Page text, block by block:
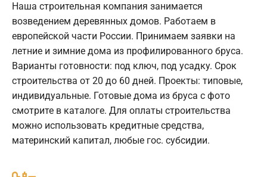
Наша строительная компания занимается
возведением деревянных домов. Работаем в
европейской части России. Принимаем заявки на
летние и зимние дома из профилированного бруса.
Варианты готовности: под ключ, под усадку. Срок
строительства от 20 до 60 дней. Проекты: типовые,
индивидуальные. Готовые дома из бруса с фото
смотрите в каталоге. Для оплаты строительства
можно использовать кредитные средства,
материнский капитал, любые гос. субсидии.